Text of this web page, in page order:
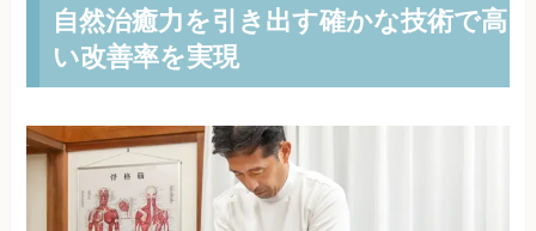
自然治癒力を引き出す確かな技術で高
い改善率を実現